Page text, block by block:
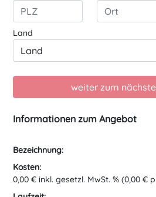
Land
Informationen zum Angebot
Bezeichnung:
Kosten:
0,00 € inkl. gesetzl. MwSt. % (0,00 €